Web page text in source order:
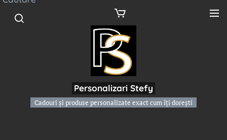
Personalizari Stefy
Cadouri și produse personalizate exact cum îți dorești